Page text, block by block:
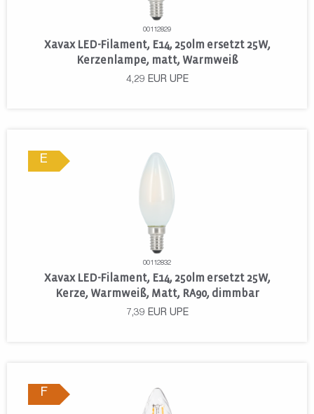
00112829
Xavax LED-Filament, E14, 250lm ersetzt 25W,
Kerzenlampe, matt, Warmweiß
4,29 EUR UPE
E
00112832
Xavax LED-Filament, E14, 250lm ersetzt 25W,
Kerze, Warmweiß, Matt, RA90, dimmbar
7,39 EUR UPE
F